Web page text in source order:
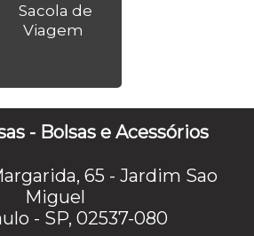
Sacola de
Viagem
- Bolsas e Acessórios
65 - Jardim Sao
Miguel
- SP, 02537-080